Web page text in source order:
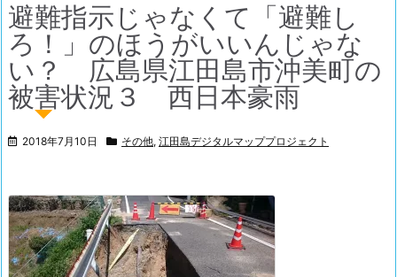
避難指示じゃなくて「避難し
ろ！」のほうがいいんじゃな
い？ 広島県江田島市沖美町の
被害状況３ 西日本豪雨
2018年7月10日 その他, 江田島デジタルマッププロジェクト